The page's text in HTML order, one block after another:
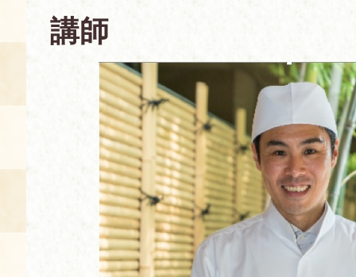
アクセス
FAQ
募集中の教室
キャンセル・ご変更
食の海援隊・陸援隊 会員限定
展示室のご紹介
お土産コーナー
レンタル
備品リスト
団体向け見学・体験
講師